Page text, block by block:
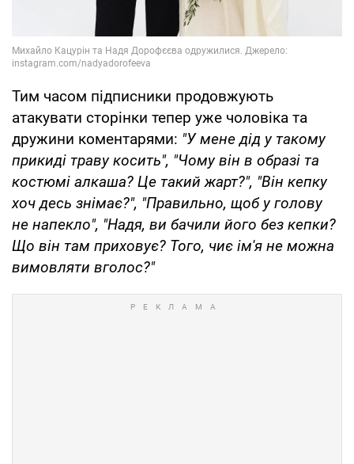
Тим часом підписники продовжують
атакувати сторінки тепер уже чоловіка та
дружини коментарями: "У мене дід у такому
прикиді траву косить", "Чому він в образі та
костюмі алкаша? Це такий жарт?", "Він кепку
хоч десь знімає?", "Правильно, щоб у голову
не напекло", "Надя, ви бачили його без кепки?
Що він там приховує? Того, чиє ім'я не можна
вимовляти вголос?"